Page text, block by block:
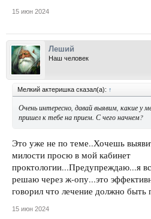
15 июн 2024
Леший
Наш человек
Мелкий актеришка сказал(а): ↑
Очень интересно, давай выявим, какие у
пришел к тебе на прием. С чего начнем?
Это уже не по теме..Хочешь
милости просю в мой кабинет
проктологии...Предупреждаю...я
решаю через ж-опу...это
говорил что лечение должно быть
15 июн 2024